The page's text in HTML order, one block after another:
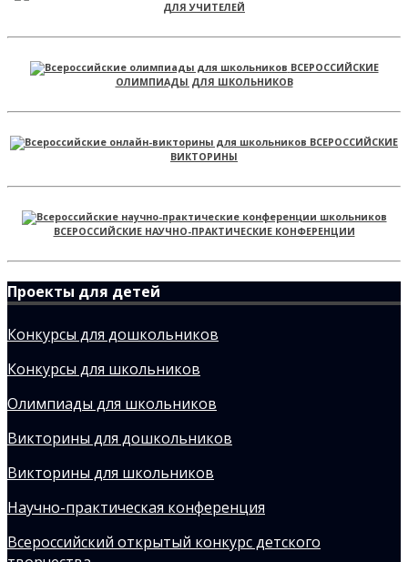
ДЛЯ УЧИТЕЛЕЙ
ВСЕРОССИЙСКИЕ
ОЛИМПИАДЫ ДЛЯ ШКОЛЬНИКОВ
ВСЕРОССИЙСКИЕ
ВИКТОРИНЫ
ВСЕРОССИЙСКИЕ НАУЧНО-ПРАКТИЧЕСКИЕ КОНФЕРЕНЦИИ
Проекты для детей
Конкурсы для дошкольников
Конкурсы для школьников
Олимпиады для школьников
Викторины для дошкольников
Викторины для школьников
Научно-практическая конференция
Всероссийский открытый конкурс детского